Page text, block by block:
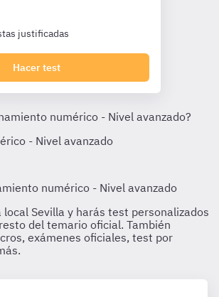
justificadas
Hacer test